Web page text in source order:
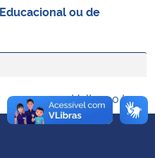
Humanos
ou de
Voltar ao topo